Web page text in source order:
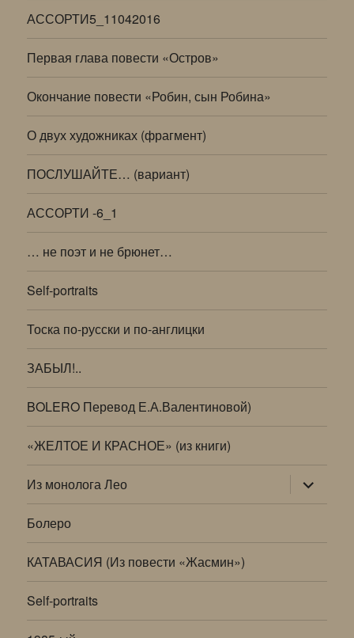
АССОРТИ5_11042016
Первая глава повести «Остров»
Окончание повести «Робин, сын Робина»
О двух художниках (фрагмент)
ПОСЛУШАЙТЕ… (вариант)
АССОРТИ -6_1
… не поэт и не брюнет…
Self-portraits
Тоска по-русски и по-англицки
ЗАБЫЛ!..
BOLERO Перевод Е.А.Валентиновой)
«ЖЕЛТОЕ И КРАСНОЕ» (из книги)
Из монолога Лео раскрыть
дочернее
меню
Болеро
КАТАВАСИЯ (Из повести «Жасмин»)
Self-portraits